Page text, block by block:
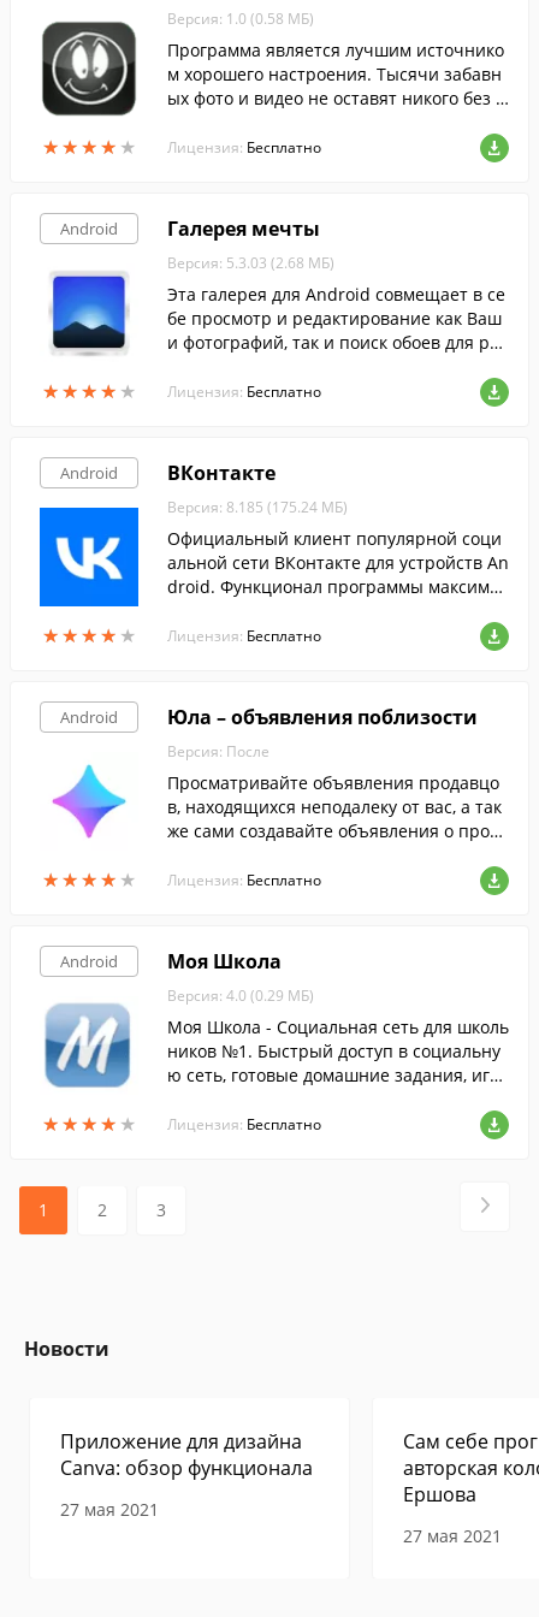
★★★★ ★
★★★★ ★
Версия: 1.0 (0.58 МБ)
Программа является лучшим источнико
м хорошего настроения. Тысячи забавн
ых фото и видео не оставят никого без у
Лицензия: Бесплатно
Android
★★★★ ★
★★★★ ★
Галерея мечты
Версия: 5.3.03 (2.68 МБ)
Эта галерея для Android совмещает в се
бе просмотр и редактирование как Ваш
и фотографий, так и поиск обоев для раб
Лицензия: Бесплатно
Android
★★★★ ★
★★★★ ★
ВКонтакте
Версия: 8.185 (175.24 МБ)
Официальный клиент популярной соци
альной сети ВКонтакте для устройств An
droid. Функционал программы максимал
Лицензия: Бесплатно
Android
★★★★ ★
★★★★ ★
Юла – объявления поблизости
Версия: После
Просматривайте объявления продавцо
в, находящихся неподалеку от вас, а так
же сами создавайте объявления о прода
программы.
Лицензия: Бесплатно
Android
★★★★ ★
★★★★ ★
Моя Школа
Версия: 4.0 (0.29 МБ)
Моя Школа - Социальная сеть для школь
ников №1. Быстрый доступ в социальну
ю сеть, готовые домашние задания, игр
елей.
Лицензия: Бесплатно
1 2 3
Новости
Приложение для дизайна
Canva: обзор функционала
27 мая 2021
Сам себе
авторская
Ершова
27 мая 2021